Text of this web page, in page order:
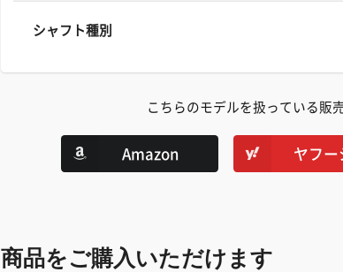
シャフト種別
こちらのモデルを扱っている販
Amazon ヤフ
商品をご購入いただけます